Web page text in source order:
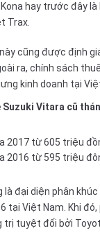
hay trước đây là
Trax.
cũng được định
ra, chính sách
kinh doanh tại
Suzuki Vitara cũ
2017 từ 605 triệu
2016 từ 595 triệu
là đại diện phân khúc
tại Việt Nam. Khi đó,
trị tuyệt đối bởi